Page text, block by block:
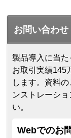
お問い合わ
製品導入に当
お取引実績145
します。 資料
ンストレーシ
い。
Webでのお